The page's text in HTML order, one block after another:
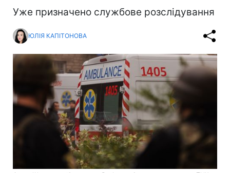
Уже призначено службове розслідування
ЮЛІЯ КАПІТОНОВА